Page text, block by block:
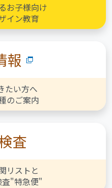
お子様向け
イン教育
報
たい方へ
のご案内
査
リストと
査"特急便"